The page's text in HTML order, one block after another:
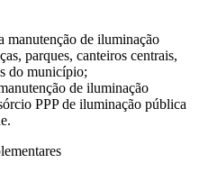
manutenção de iluminação
parques, canteiros centrais,
do município;
de iluminação
PPP de iluminação pública